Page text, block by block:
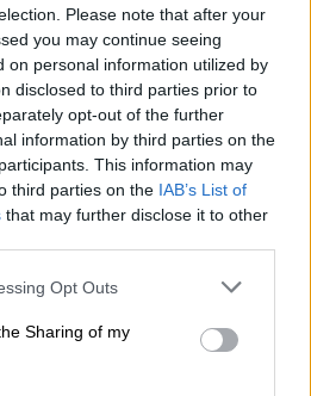
Please note that after your
you may continue seeing
on personal information utilized by
disclosed to third parties prior to
opt-out of the further
information by third parties on the
This information may
third parties on the IAB’s List of
that may further disclose it to other
app uses one or more Google
behaviour. You may click to
and its third-party tags to
purposes in below Google
Opt Outs
Sharing of my